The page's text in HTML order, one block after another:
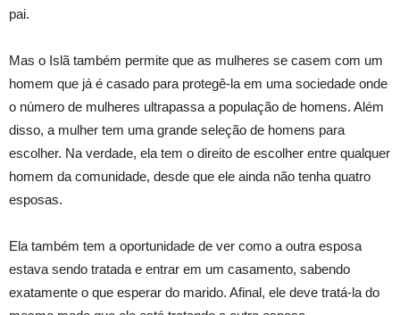
pai.
Mas o Islã também permite que as mulheres se casem com um
homem que já é casado para protegê-la em uma sociedade onde
o número de mulheres ultrapassa a população de homens. Além
disso, a mulher tem uma grande seleção de homens para
escolher. Na verdade, ela tem o direito de escolher entre qualquer
homem da comunidade, desde que ele ainda não tenha quatro
esposas.
Ela também tem a oportunidade de ver como a outra esposa
estava sendo tratada e entrar em um casamento, sabendo
exatamente o que esperar do marido. Afinal, ele deve tratá-la do